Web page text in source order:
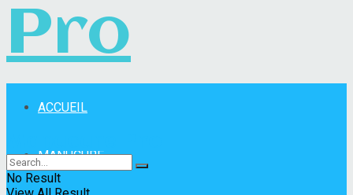
Pro
ACCUEIL
MANUCURE
No Result